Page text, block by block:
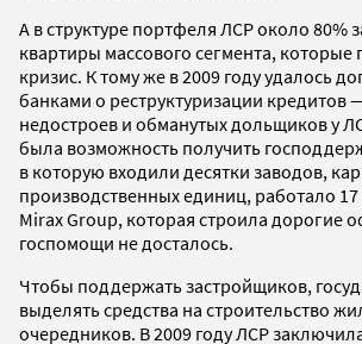
А в структуре портфеля ЛСР около 80%
квартиры массового сегмента, которые
кризис. К тому же в 2009 году удалось
банками о реструктуризации кредитов
недостроев и обманутых дольщиков у
была возможность получить
в которую входили десятки заводов,
производственных единиц, работало 17
Mirax Group, которая строила дорогие
госпомощи не досталось.
Чтобы поддержать застройщиков,
выделять средства на строительство
очередников. В 2009 году ЛСР